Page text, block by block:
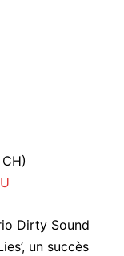
Dirty Sound
un succès